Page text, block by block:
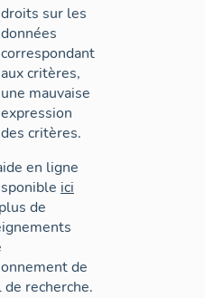
droits sur les
données
correspondant
aux critères,
une mauvaise
expression
des critères.
en ligne
ici
de
de
recherche.